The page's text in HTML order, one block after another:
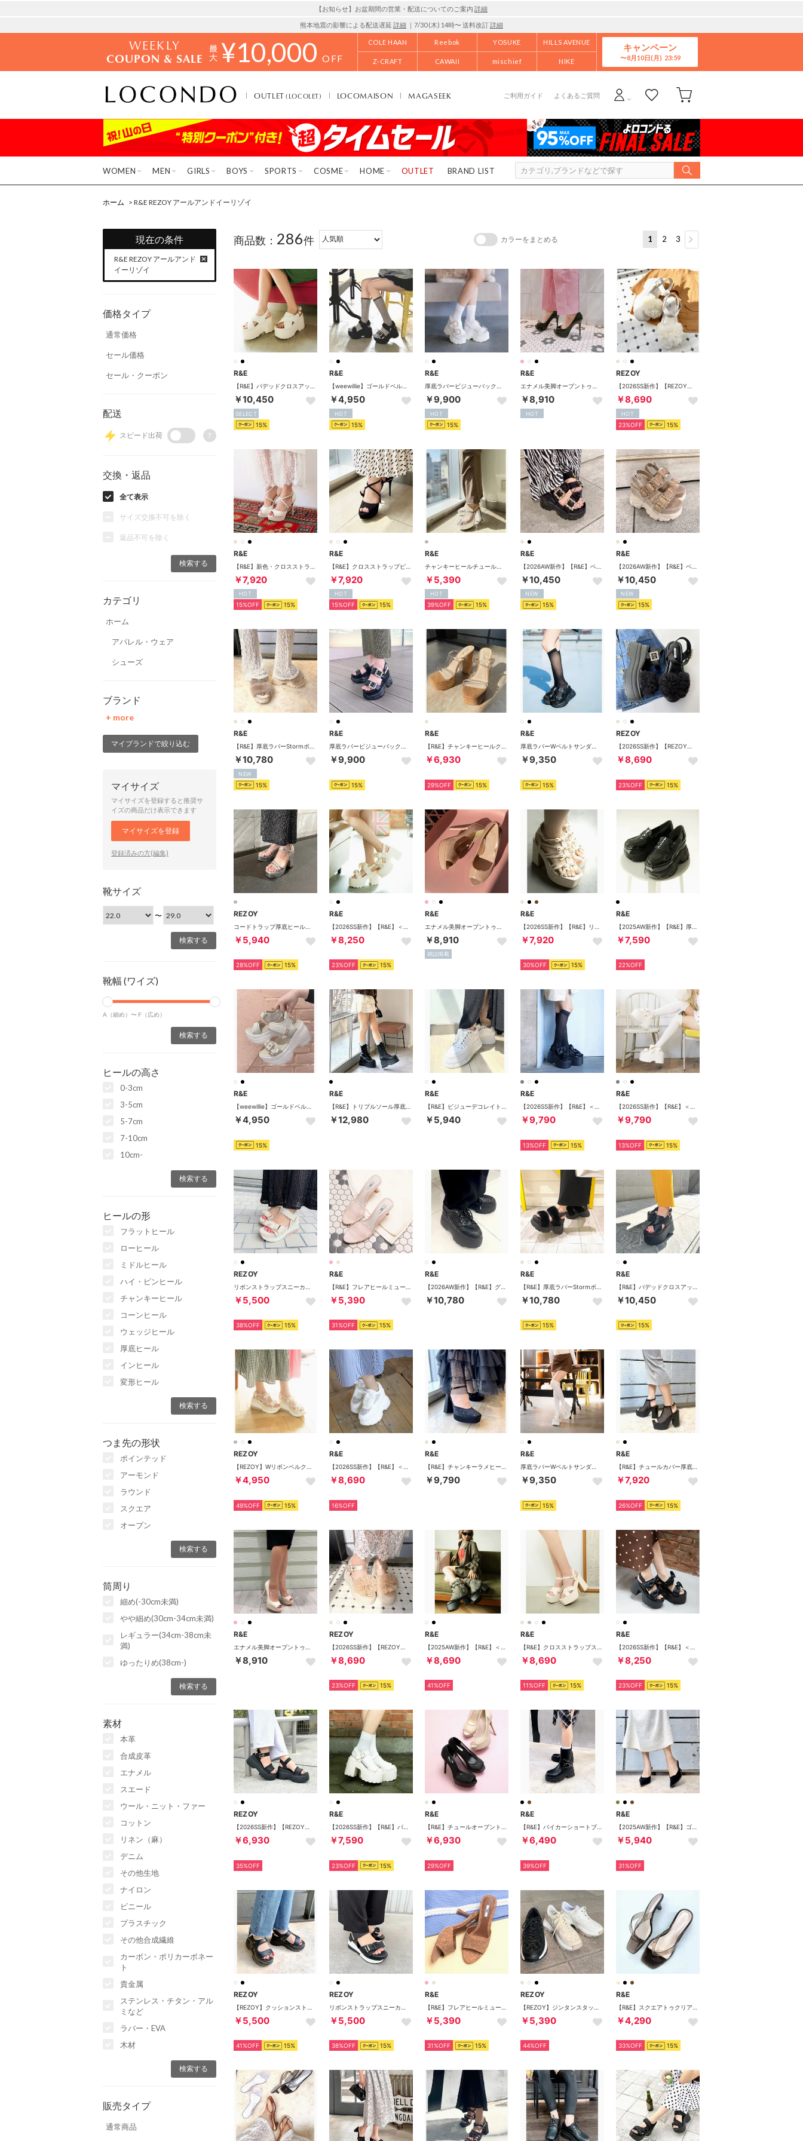
【お知らせ】お盆期間の営業・配送についてのご案内 詳細
熊本地震の影響による配送遅延 詳細 ｜7/30 (木) 14時〜 送料改訂詳細
WEEKLY
COUPON & SALE ¥10,000 OFF
COLE HAAN Reebok YOSUKE HILLS AVENUE
Z-CRAFT CAWAII mischief NIKE
キャンペーン
8月10日(月)
OUTLET(LOCOLET) LOCOMAISON MAGASEEK ご利用ガイド よくあるご質問
WOMEN MEN GIRLS BOYS SPORTS COSME HOME OUTLET BRAND LIST
ホーム > R&E REZOY アールアンドイーリゾイ
現在の条件
R&E REZOY アールアンド
イーリゾイ
価格タイプ
通常価格
セール価格
セール・クーポン
配送
スピード出荷 ?
交換・返品
全て表示
サイズ交換不可を除く
返品不可を除く
カテゴリ
ホーム
アパレル・ウェア
シューズ
ブランド
+ more
マイブランドで絞り込む
マイサイズ
マイサイズを登録すると推奨サ
イズの商品だけ表示できます
マイサイズを登録
登録済みの方(編集)
靴サイズ
〜
靴幅 (ワイズ)
A（細め）〜 F（広め）
ヒールの高さ
0-3cm
3-5cm
5-7cm
7-10cm
10cm-
ヒールの形
フラットヒール
ローヒール
ミドルヒール
ハイ・ピンヒール
チャンキーヒール
コーンヒール
ウェッジヒール
厚底ヒール
インヒール
変形ヒール
つま先の形状
ポインテッド
アーモンド
ラウンド
スクエア
オープン
筒周り
細め(-30cm未満)
やや細め(30cm-34cm未満)
レギュラー(34cm-38cm未
満)
ゆったりめ(38cm-)
素材
本革
合成皮革
エナメル
スエード
ウール・ニット・ファー
コットン
リネン（麻）
デニム
その他生地
ナイロン
ビニール
プラスチック
その他合成繊維
カーボン・ポリカーボネー
ト
貴金属
ステンレス・チタン・アル
ミなど
ラバー・EVA
木材
販売タイプ
通常商品
商品数： 286件 カラーをまとめる 1 2 3
R&E
￥10,450
SELECT
15%
R&E
￥4,950
HOT
15%
R&E
￥9,900
HOT
15%
R&E
￥8,910
HOT
REZOY
￥8,690
HOT
23%OFF 15%
R&E
￥7,920
HOT
15%OFF 15%
R&E
￥7,920
HOT
15%OFF 15%
R&E
￥5,390
HOT
39%OFF 15%
R&E
￥10,450
NEW
15%
R&E
￥10,450
NEW
15%
R&E
￥10,780
NEW
15%
R&E
￥9,900
15%
R&E
￥6,930
29%OFF 15%
R&E
￥9,350
15%
REZOY
￥8,690
23%OFF 15%
REZOY
￥5,940
28%OFF 15%
R&E
￥8,250
23%OFF 15%
R&E
￥8,910
雑誌掲載
R&E
￥7,920
30%OFF 15%
R&E
￥7,590
22%OFF
R&E
￥4,950
15%
R&E
￥12,980
R&E
￥5,940
R&E
￥9,790
13%OFF 15%
R&E
￥9,790
13%OFF 15%
REZOY
￥5,500
38%OFF 15%
R&E
￥5,390
31%OFF 15%
R&E
￥10,780
R&E
￥10,780
15%
R&E
￥10,450
15%
REZOY
￥4,950
49%OFF 15%
R&E
￥8,690
16%OFF
R&E
￥9,790
R&E
￥9,350
15%
R&E
￥7,920
26%OFF 15%
R&E
￥8,910
REZOY
￥8,690
23%OFF 15%
R&E
￥8,690
41%OFF
R&E
￥8,690
11%OFF 15%
R&E
￥8,250
23%OFF 15%
REZOY
￥6,930
35%OFF
R&E
￥7,590
23%OFF 15%
R&E
￥6,930
29%OFF
R&E
￥6,490
39%OFF
R&E
￥5,940
31%OFF
REZOY
￥5,500
41%OFF 15%
REZOY
￥5,500
38%OFF 15%
R&E
￥5,390
31%OFF 15%
REZOY
￥5,390
44%OFF
R&E
￥4,290
33%OFF 15%